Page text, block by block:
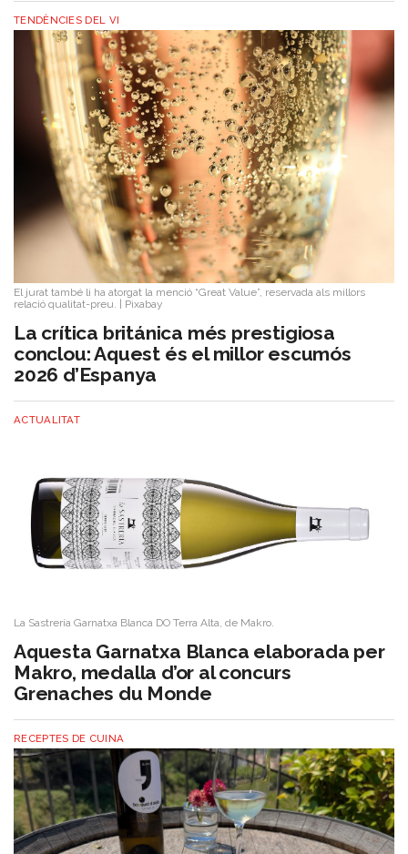
TENDÈNCIES DEL VI
El jurat també li ha atorgat la menció “Great Value”, reservada als millors
relació qualitat-preu.
Pixabay
La crítica británica més prestigiosa
conclou: Aquest és el millor escumós
2026 d’Espanya
ACTUALITAT
La Sastrería Garnatxa Blanca DO Terra Alta, de Makro.
Aquesta Garnatxa Blanca elaborada per
Makro, medalla d’or al concurs
Grenaches du Monde
RECEPTES DE CUINA